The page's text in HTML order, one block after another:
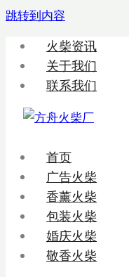
跳转到内容
火柴资讯
关于我们
联系我们
首页
广告火柴
香薰火柴
包装火柴
婚庆火柴
敬香火柴